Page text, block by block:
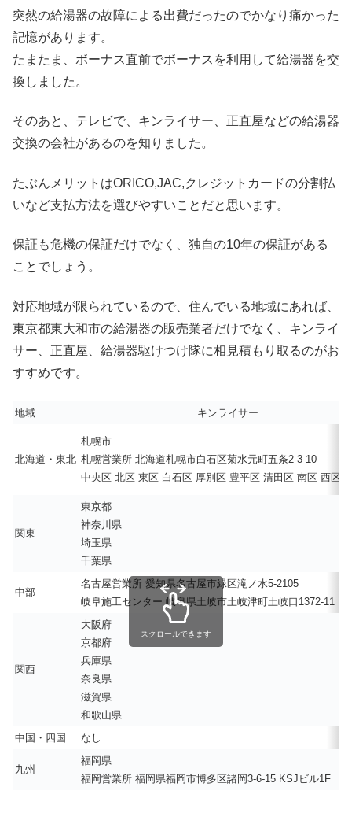
突然の給湯器の故障による出費だったのでかなり痛かった
記憶があります。
たまたま、ボーナス直前でボーナスを利用して給湯器を交
換しました。
そのあと、テレビで、キンライサー、正直屋などの給湯器
交換の会社があるのを知りました。
たぶんメリットはORICO,JAC,クレジットカードの分割払
いなど支払方法を選びやすいことだと思います。
保証も危機の保証だけでなく、独自の10年の保証がある
ことでしょう。
対応地域が限られているので、住んでいる地域にあれば、
東京都東大和市の給湯器の販売業者だけでなく、キンライ
サー、正直屋、給湯器駆けつけ隊に相見積もり取るのがお
すすめです。
地域 キンライサー
北海道・東北
札幌市
札幌営業所 北海道札幌市白石区菊水元町五条2-3-10
中央区 北区 東区 白石区 厚別区 豊平区 清田区 南区 西区
関東
東京都
神奈川県
埼玉県
千葉県
中部
名古屋営業所 愛知県名古屋市緑区滝ノ水5-2105
岐阜施工センター 岐阜県土岐市土岐津町土岐口1372-11
関西
大阪府
京都府
兵庫県
奈良県
滋賀県
和歌山県
中国・四国
なし
九州
福岡県
福岡営業所 福岡県福岡市博多区諸岡3-6-15 KSJビル1F
スクロールできます